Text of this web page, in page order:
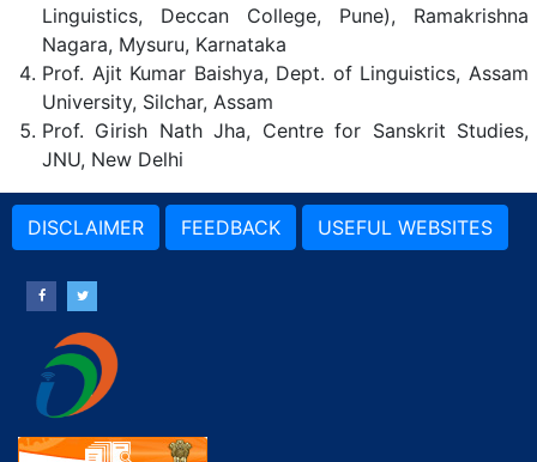
Linguistics, Deccan College, Pune), Ramakrishna
Nagara, Mysuru, Karnataka
Prof. Ajit Kumar Baishya, Dept. of Linguistics, Assam
University, Silchar, Assam
Prof. Girish Nath Jha, Centre for Sanskrit Studies,
JNU, New Delhi
DISCLAIMER FEEDBACK USEFUL WEBSITES